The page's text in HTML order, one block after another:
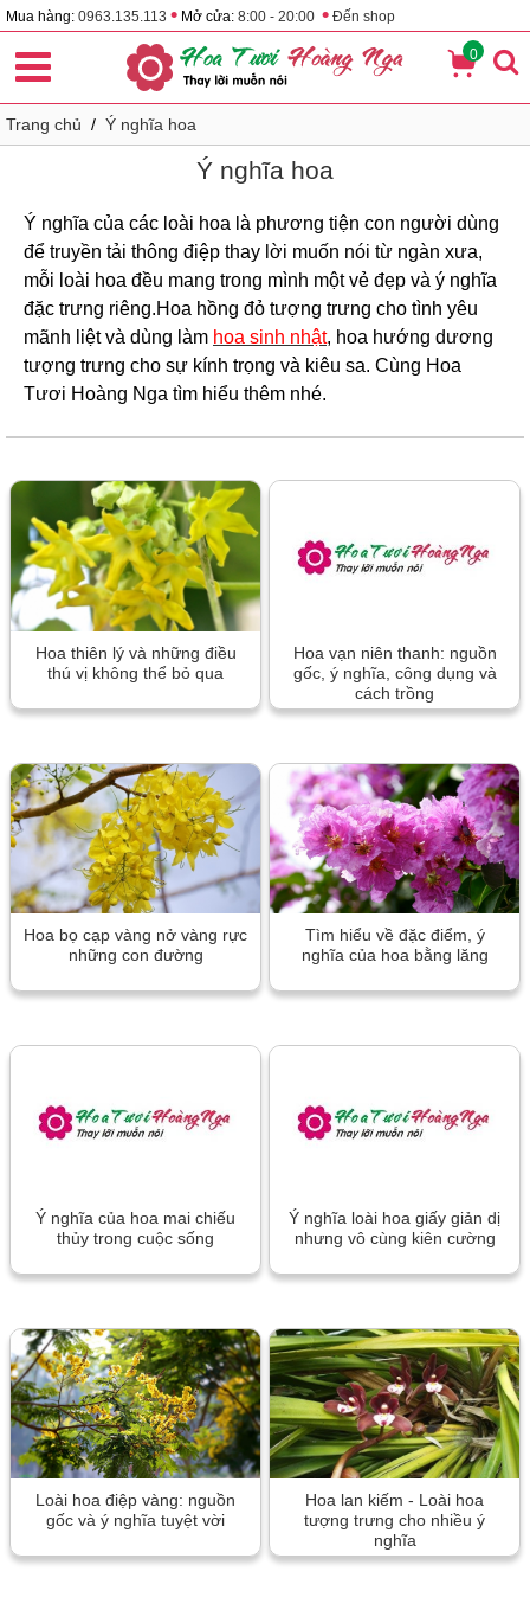
Mua hàng: 0963.135.113 • Mở cửa: 8:00 - 20:00 • Đến shop
0
Trang chủ / Ý nghĩa hoa
Ý nghĩa hoa
Ý nghĩa của các loài hoa là phương tiện con người dùng
để truyền tải thông điệp thay lời muốn nói từ ngàn xưa,
mỗi loài hoa đều mang trong mình một vẻ đẹp và ý nghĩa
đặc trưng riêng.Hoa hồng đỏ tượng trưng cho tình yêu
mãnh liệt và dùng làm hoa sinh nhật, hoa hướng dương
tượng trưng cho sự kính trọng và kiêu sa. Cùng Hoa
Tươi Hoàng Nga tìm hiểu thêm nhé.
Hoa thiên lý và những điều
thú vị không thể bỏ qua
Hoa vạn niên thanh: nguồn
gốc, ý nghĩa, công dụng và
cách trồng
Hoa bọ cạp vàng nở vàng rực
những con đường
Tìm hiểu về đặc điểm, ý
nghĩa của hoa bằng lăng
Ý nghĩa của hoa mai chiếu
thủy trong cuộc sống
Ý nghĩa loài hoa giấy giản dị
nhưng vô cùng kiên cường
Loài hoa điệp vàng: nguồn
gốc và ý nghĩa tuyệt vời
Hoa lan kiếm - Loài hoa
tượng trưng cho nhiều ý
nghĩa